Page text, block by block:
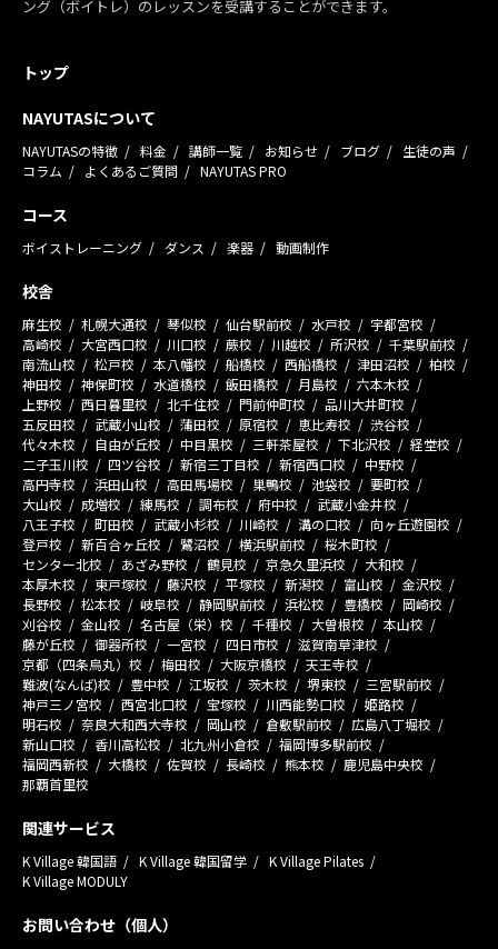
ング（ボイトレ）のレッスンを受講することができます。
トップ
NAYUTASについて
NAYUTASの特徴 料金 講師一覧 お知らせ ブログ
生徒の声
コラム
よくあるご質問 NAYUTAS PRO
コース
ボイストレーニング ダンス 楽器 動画制作
校舎
麻生校 札幌大通校 琴似校 仙台駅前校 水戸校
宇都宮校
高崎校
大宮西口校 川口校 蕨校 川越校 所沢校
千葉駅前校
南流山校
松戸校 本八幡校 船橋校 西船橋校 津田沼校
柏校
神田校
神保町校 水道橋校 飯田橋校 月島校
六本木校
上野校
西日暮里校 北千住校 門前仲町校
品川大井町校
五反田校
武蔵小山校 蒲田校 原宿校 恵比寿校
渋谷校
代々木校
自由が丘校 中目黒校 三軒茶屋校 下北沢校
経堂校
二子玉川校
四ツ谷校 新宿三丁目校 新宿西口校
中野校
高円寺校
浜田山校 高田馬場校 巣鴨校 池袋校
要町校
大山校
成増校 練馬校 調布校 府中校
武蔵小金井校
八王子校
町田校 武蔵小杉校 川崎校 溝の口校
向ヶ丘遊園校
登戸校
新百合ヶ丘校 鷺沼校 横浜駅前校
桜木町校
センター北校
あざみ野校 鶴見校 京急久里浜校
大和校
本厚木校
東戸塚校 藤沢校 平塚校 新潟校 富山校
金沢校
長野校
松本校 岐阜校 静岡駅前校 浜松校 豊橋校
岡崎校
刈谷校
金山校 名古屋（栄）校 千種校 大曽根校
本山校
藤が丘校
御器所校 一宮校 四日市校
滋賀南草津校
京都（四条烏丸）校
梅田校 大阪京橋校
天王寺校
難波(なんば)校
豊中校 江坂校 茨木校 堺東校
三宮駅前校
神戸三ノ宮校
西宮北口校 宝塚校 川西能勢口校
姫路校
明石校
奈良大和西大寺校 岡山校 倉敷駅前校
広島八丁堀校
新山口校
香川高松校 北九州小倉校
福岡博多駅前校
福岡西新校
大橋校 佐賀校 長崎校 熊本校
鹿児島中央校
那覇首里校
関連サービス
K Village 韓国語 K Village 韓国留学
K Village Pilates
K Village MODULY
お問い合わせ（個人）